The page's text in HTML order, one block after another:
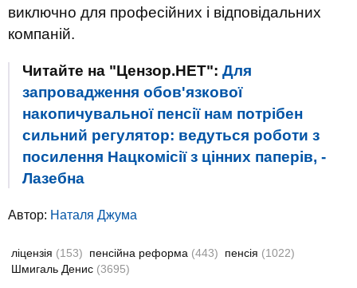
виключно для професійних і відповідальних
компаній.
Читайте на "Цензор.НЕТ": Для
запровадження обов'язкової
накопичувальної пенсії нам потрібен
сильний регулятор: ведуться роботи з
посилення Нацкомісії з цінних паперів, -
Лазебна
Автор: Наталя Джума
ліцензія (153) пенсійна реформа (443) пенсія (1022)
Шмигаль Денис (3695)